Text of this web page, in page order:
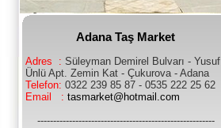
Adana Taş Market
Adres : Süleyman Demirel Bulvarı - Yusuf
Ünlü Apt. Zemin Kat - Çukurova - Adana
Telefon: 0322 239 85 87 - 0535 222 25 62
Email : tasmarket@hotmail.com
--------------------------------------------------------